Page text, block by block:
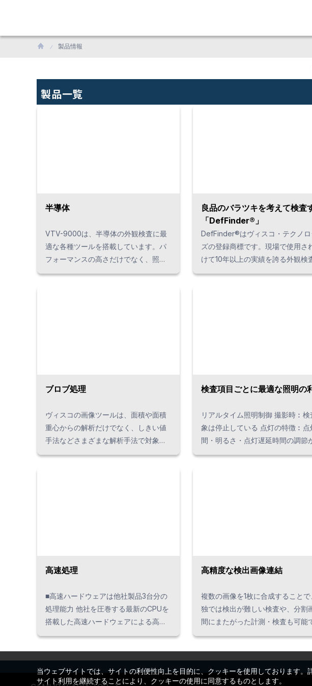
製品情報
製品一覧
半導体
VTV-9000は、半導体の外観検査に最
適な各種ツールを搭載しています。パ
フォーマンスの高さだけでなく、照明
やカメラの設置数、角度など、さまざ
良品のバラツキを考えて検査
「DefFinder®️」
DefFinder®️はヴィスコ・テクノロ
ズの登録商標です。現場で使用さ
けて10年以上の実績を誇る外観検
フトウェア。複数の良品モデルを
ブロブ処理
ヴィスコの画像ツールは、面積や面積
重心からの解析だけでなく、しきい値
手法などさまざまな解析手法で対象物
を絞り込みます。
検査項目ごとに最適な照明の
リアルタイム照明制御 撮影時︰検査対
象は停止している 点灯の特徴︰点灯時
間・明るさ・点灯遅延時間の調節
明ごとに可能 ストロボ制御 撮影時︰検
明制御の機能があり、複数の検査
す。よって、検査ラインの延長も
で、検査スピードを維持すること
来ます。また周辺機器のフラッシ
ります。 異なる照明条件で検査す
は、その条件ごとに異なるステー
高速処理
■高速ハードウェアは他社製品3台分の
処理能力 他社を圧巻する最新のCPUを
搭載した高速ハードウェアによる高速
クロック数で処理時間を削減します。
理能力、2,900万画素の高解像度カメ
ラに対応しているのはヴィスコだけで
高精度な検出画像連結
複数の画像を1枚に合成することで
独では検出が難しい検査や、分割
間にまたがった計測・検査も可能
す。合成画像は、サブピクセル精
検査・計測できます。 連結画像で
置度やコプラナリティ、トータル
当ウェブサイトでは、サイトの利便性向上を目的に、クッキーを使用しております。
サイト利用を継続することにより、クッキーの使用に同意するものとします。